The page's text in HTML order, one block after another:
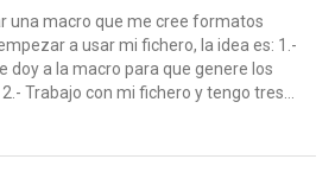
una macro que me cree formatos
a usar mi fichero, la idea es: 1.-
doy a la macro para que genere los
Trabajo con mi fichero y tengo tres...